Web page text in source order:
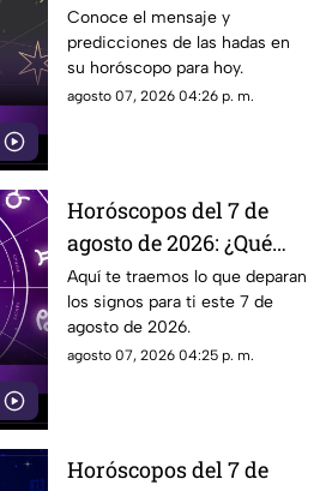
revelan las hadas hoy?
Conoce el mensaje y
predicciones de las hadas en
su horóscopo para hoy.
agosto 07, 2026 04:26 p. m.
Horóscopos del 7 de
agosto de 2026: ¿Qué
revelan los aztecas
hoy?
Aquí te traemos lo que deparan
los signos para ti este 7 de
agosto de 2026.
agosto 07, 2026 04:25 p. m.
Horóscopos del 7 de